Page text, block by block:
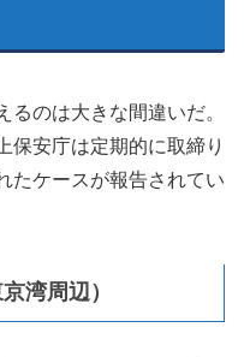
るのは大きな間違いだ。
保安庁は定期的に取締り
たケースが報告されてい
湾周辺）